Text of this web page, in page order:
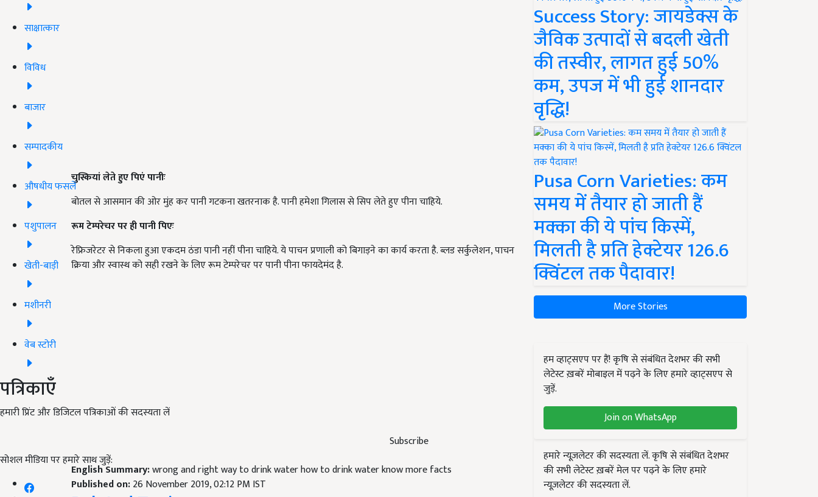
साक्षात्कार
विविध
बाजार
सम्पादकीय
औषधीय फसलें
पशुपालन
खेती-बाड़ी
मशीनरी
वेब स्टोरी
पत्रिकाएँ
हमारी प्रिंट और डिजिटल पत्रिकाओं की सदस्यता लें
Subscribe
सोशल मीडिया पर हमारे साथ जुड़ें:
चुस्कियां लेते हुए पिएं पानीः
बोतल से आसमान की ओर मुंह कर पानी गटकना खतरनाक है. पानी हमेशा गिलास से सिप लेते हुए पीना चाहिये.
रूम टेम्परेचर पर ही पानी पिएः
रेफ्रिजरेटर से निकला हुआ एकदम ठंडा पानी नहीं पीना चाहिये. ये पाचन प्रणाली को बिगाड़ने का कार्य करता है. ब्लड सर्कुलेशन, पाचन
क्रिया और स्वास्थ को सही रखने के लिए रूम टेम्परेचर पर पानी पीना फायदेमंद है.
English Summary:wrong and right way to drink water how to drink water know more facts
Published on:26 November 2019, 02:12 PM IST
Success Story: जायडेक्स के
जैविक उत्पादों से बदली खेती
की तस्वीर, लागत हुई 50%
कम, उपज में भी हुई शानदार
वृद्धि!
Pusa Corn Varieties: कम
समय में तैयार हो जाती हैं
मक्का की ये पांच किस्में,
मिलती है प्रति हेक्टेयर 126.6
क्विंटल तक पैदावार!
More Stories
हम व्हाट्सएप पर हैं! कृषि से संबंधित देशभर की सभी
लेटेस्ट ख़बरें मोबाइल में पढ़ने के लिए हमारे व्हाट्सएप से
जुड़ें.
Join on WhatsApp
हमारे न्यूज़लेटर की सदस्यता लें. कृषि से संबंधित देशभर
की सभी लेटेस्ट ख़बरें मेल पर पढ़ने के लिए हमारे
न्यूज़लेटर की सदस्यता लें.